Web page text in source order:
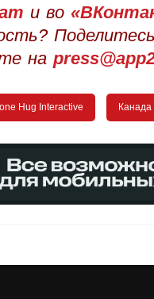
и во
на
Hug Interactive Канада